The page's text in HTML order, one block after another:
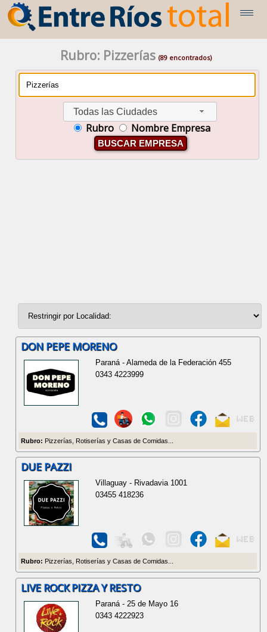
Rubro: Pizzerías(89 encontrados)
Todas las Ciudades
Rubro Nombre Empresa
BUSCAR EMPRESA
DON PEPE MORENO
Paraná - Alameda de la Federación 455
0343 4223999
Rubro: Pizzerías, Rotiserías y Casas de Comidas...
DUE PAZZI
Villaguay - Rivadavia 1001
03455 418236
Rubro: Pizzerías, Rotiserías y Casas de Comidas...
LIVE ROCK PIZZA Y RESTO
Paraná - 25 de Mayo 16
0343 4222923